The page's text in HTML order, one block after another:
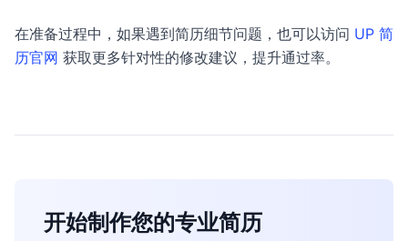
在准备过程中，如果遇到简历细节问题，也可以访问 UP 简
历官网 获取更多针对性的修改建议，提升通过率。
开始制作您的专业简历